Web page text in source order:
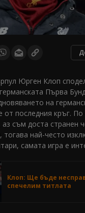
Юрген Клоп
Първа
на
от последния кръг.
съм доста странен
най-често
самата игра е
Клоп: Ще бъде
спечелим титлата